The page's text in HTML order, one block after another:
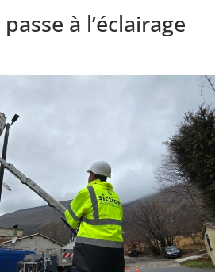
à l’éclairage